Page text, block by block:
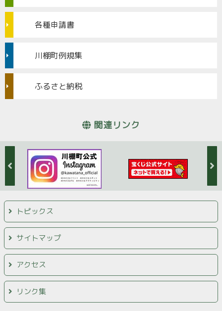
各種申請書
川棚町例規集
ふるさと納税
関連リンク
トピックス
サイトマップ
アクセス
リンク集